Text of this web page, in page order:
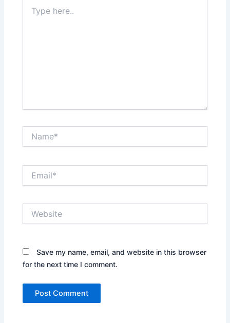
here..
Save my name, email, and website in this browser
for the next time I comment.